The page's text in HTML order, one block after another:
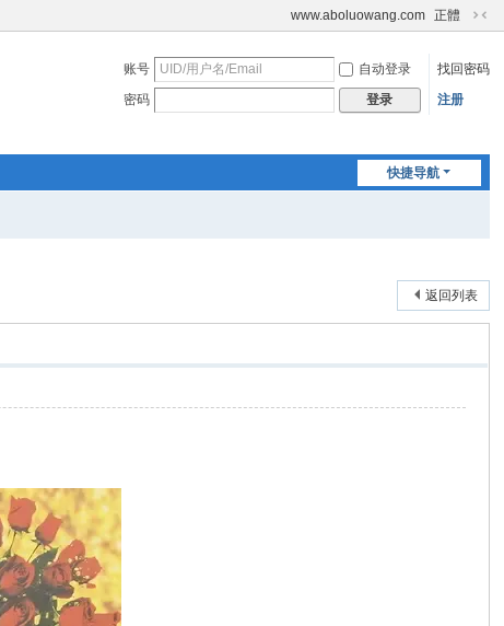
www.aboluowang.com 正體
切
到
账号 自动登录
找回密码
密码
登录 注册
快捷导航
返回列表